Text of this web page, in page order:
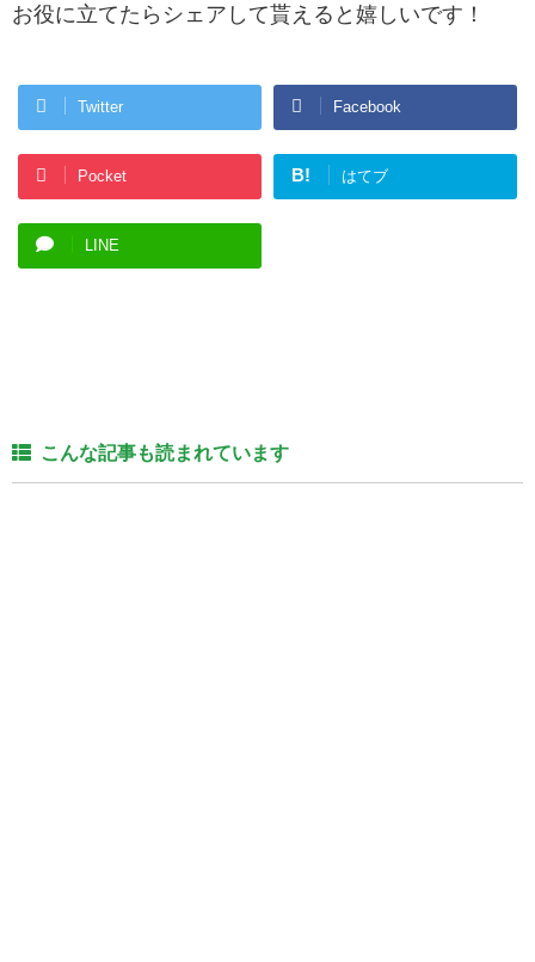
お役に立てたらシェアして貰えると嬉しいです！
Twitter Facebook
Pocket B! はてブ
LINE
こんな記事も読まれています